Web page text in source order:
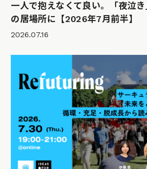
一人で抱えなくて良い。「夜泣
の居場所に【2026年7月前半】
2026.07.16